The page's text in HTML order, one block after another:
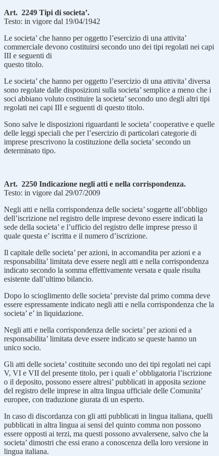
Art. 2249 Tipi di societa’.
Testo: in vigore dal 19/04/1942
Le societa’ che hanno per oggetto l’esercizio di una attivita’
commerciale devono costituirsi secondo uno dei tipi regolati nei capi
III e seguenti di
questo titolo.
Le societa’ che hanno per oggetto l’esercizio di una attivita’ diversa
sono regolate dalle disposizioni sulla societa’ semplice a meno che i
soci abbiano voluto costituire la societa’ secondo uno degli altri tipi
regolati nei capi III e seguenti di questo titolo.
Sono salve le disposizioni riguardanti le societa’ cooperative e quelle
delle leggi speciali che per l’esercizio di particolari categorie di
imprese prescrivono la costituzione della societa’ secondo un
determinato tipo.
Art. 2250 Indicazione negli atti e nella corrispondenza.
Testo: in vigore dal 29/07/2009
Negli atti e nella corrispondenza delle societa’ soggette all’obbligo
dell’iscrizione nel registro delle imprese devono essere indicati la
sede della societa’ e l’ufficio del registro delle imprese presso il
quale questa e’ iscritta e il numero d’iscrizione.
Il capitale delle societa’ per azioni, in accomandita per azioni e a
responsabilita’ limitata deve essere negli atti e nella corrispondenza
indicato secondo la somma effettivamente versata e quale risulta
esistente dall’ultimo bilancio.
Dopo lo scioglimento delle societa’ previste dal primo comma deve
essere espressamente indicato negli atti e nella corrispondenza che la
societa’ e’ in liquidazione.
Negli atti e nella corrispondenza delle societa’ per azioni ed a
responsabilita’ limitata deve essere indicato se queste hanno un
unico socio.
Gli atti delle societa’ costituite secondo uno dei tipi regolati nei capi
V, VI e VII del presente titolo, per i quali e’ obbligatoria l’iscrizione
o il deposito, possono essere altresi’ pubblicati in apposita sezione
del registro delle imprese in altra lingua ufficiale delle Comunita’
europee, con traduzione giurata di un esperto.
In caso di discordanza con gli atti pubblicati in lingua italiana, quelli
pubblicati in altra lingua ai sensi del quinto comma non possono
essere opposti ai terzi, ma questi possono avvalersene, salvo che la
societa’ dimostri che essi erano a conoscenza della loro versione in
lingua italiana.